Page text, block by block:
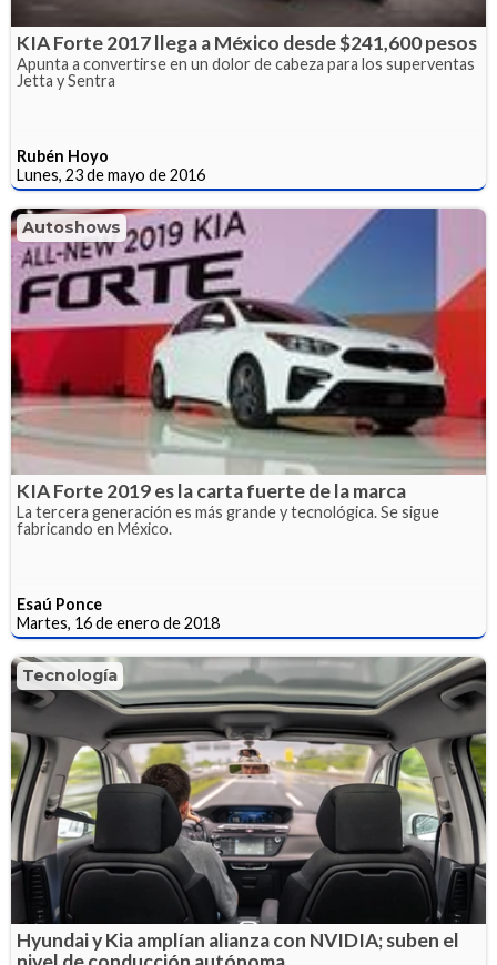
KIA Forte 2017 llega a México desde $241,600 pesos
Apunta a convertirse en un dolor de cabeza para los superventas
Jetta y Sentra
Rubén Hoyo
Lunes, 23 de mayo de 2016
Autoshows
KIA Forte 2019 es la carta fuerte de la marca
La tercera generación es más grande y tecnológica. Se sigue
fabricando en México.
Esaú Ponce
Martes, 16 de enero de 2018
Tecnología
Hyundai y Kia amplían alianza con NVIDIA; suben el